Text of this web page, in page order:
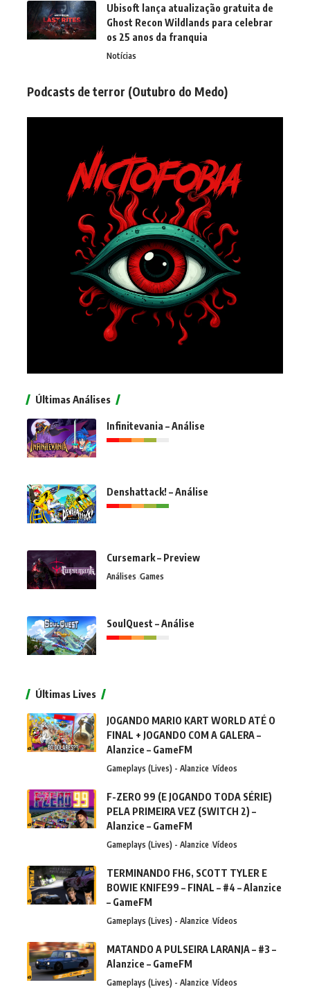
Ubisoft lança atualização gratuita de
Ghost Recon Wildlands para celebrar
os 25 anos da franquia
Notícias
Podcasts de terror (Outubro do Medo)
Últimas Análises
Infinitevania – Análise
Denshattack! – Análise
Cursemark – Preview
Análises Games
SoulQuest – Análise
Últimas Lives
JOGANDO MARIO KART WORLD ATÉ O
FINAL + JOGANDO COM A GALERA –
Alanzice – GameFM
Gameplays (Lives) - Alanzice Vídeos
F-ZERO 99 (E JOGANDO TODA SÉRIE)
PELA PRIMEIRA VEZ (SWITCH 2) –
Alanzice – GameFM
Gameplays (Lives) - Alanzice Vídeos
TERMINANDO FH6, SCOTT TYLER E
BOWIE KNIFE99 – FINAL – #4 – Alanzice
– GameFM
Gameplays (Lives) - Alanzice Vídeos
MATANDO A PULSEIRA LARANJA – #3 –
Alanzice – GameFM
Gameplays (Lives) - Alanzice Vídeos